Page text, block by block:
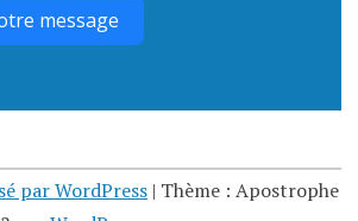
message
par WordPress | Thème : Apostrophe